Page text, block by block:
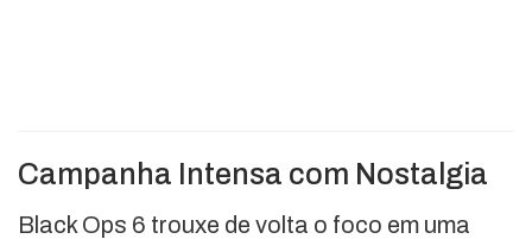
Campanha Intensa com Nostalgia
Black Ops 6 trouxe de volta o foco em uma